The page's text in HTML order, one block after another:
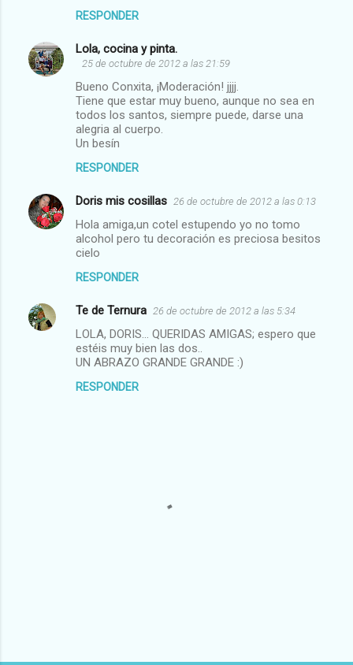
RESPONDER
Lola, cocina y pinta.
25 de octubre de 2012 a las 21:59
Bueno Conxita, ¡Moderación! jjjj.
Tiene que estar muy bueno, aunque no sea en
todos los santos, siempre puede, darse una
alegria al cuerpo.
Un besín
RESPONDER
Doris mis cosillas 26 de octubre de 2012 a las 0:13
Hola amiga,un cotel estupendo yo no tomo
alcohol pero tu decoración es preciosa besitos
cielo
RESPONDER
Te de Ternura 26 de octubre de 2012 a las 5:34
LOLA, DORIS... QUERIDAS AMIGAS; espero que
estéis muy bien las dos..
UN ABRAZO GRANDE GRANDE :)
RESPONDER